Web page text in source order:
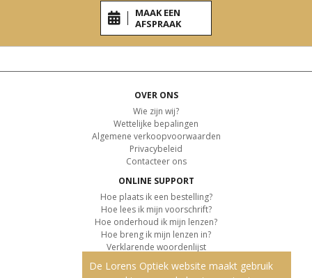
MAAK EEN
AFSPRAAK
OVER ONS
Wie zijn wij?
Wettelijke bepalingen
Algemene verkoopvoorwaarden
Privacybeleid
Contacteer ons
ONLINE SUPPORT
Hoe plaats ik een bestelling?
Hoe lees ik mijn voorschrift?
Hoe onderhoud ik mijn lenzen?
Hoe breng ik mijn lenzen in?
Verklarende woordenlijst
KLANTENSERVICE
De Lorens Optiek website maakt gebruik